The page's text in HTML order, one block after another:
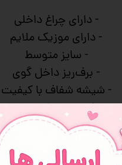
- دارای چراغ داخلی
- دارای موزیک ملایم
- سایز متوسط
- برف‌ریز داخل گوی
- شیشه شفاف با کیفیت
- دکور زیبا و آرام‌بخش
- مناسب هدیه
- جعبه دارد